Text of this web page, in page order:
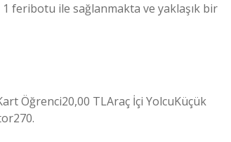
1 feribotu ile sağlanmakta ve yaklaşık bir
Öğrenci20,00 TLAraç İçi YolcuKüçük